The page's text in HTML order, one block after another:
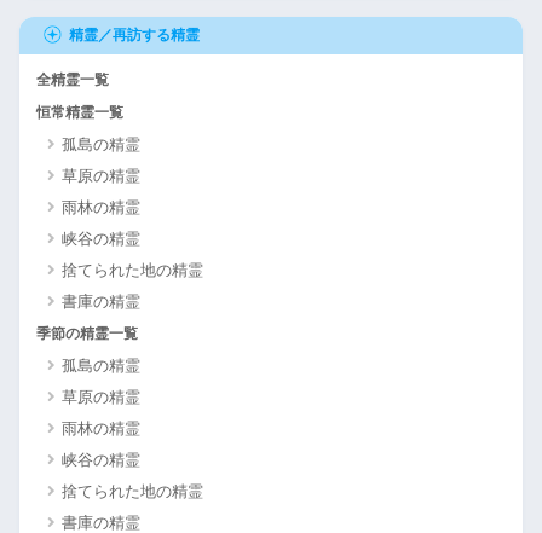
精霊／再訪する精霊
全精霊一覧
恒常精霊一覧
孤島の精霊
草原の精霊
雨林の精霊
峡谷の精霊
捨てられた地の精霊
書庫の精霊
季節の精霊一覧
孤島の精霊
草原の精霊
雨林の精霊
峡谷の精霊
捨てられた地の精霊
書庫の精霊